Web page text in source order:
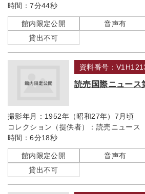
時間：7分44秒
館内限定公開
音声有
貸出不可
資料番号：
読売国際ニュース
撮影年月： 1952年（昭和27年）7月頃
コレクション（提供者）： 読売ニュース
時間：6分18秒
館内限定公開
音声有
貸出不可